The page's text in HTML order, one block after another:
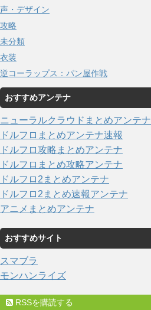
声・デザイン
攻略
未分類
衣装
逆コーラップス：パン屋作戦
おすすめアンテナ
ニューラルクラウドまとめアンテナ
ドルフロまとめアンテナ速報
ドルフロ攻略まとめアンテナ
ドルフロまとめ攻略アンテナ
ドルフロ2まとめアンテナ
ドルフロ2まとめ速報アンテナ
アニメまとめアンテナ
おすすめサイト
スマブラ
モンハンライズ
RSSを購読する